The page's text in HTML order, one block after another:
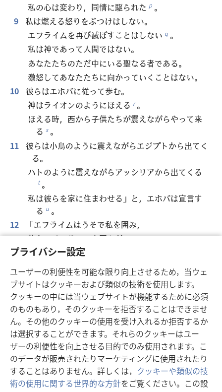
プライバシー設定
ユーザーの利便性を可能な限り向上させるため，当ウェ
ブサイトはクッキーおよび類似の技術を使用します。
クッキーの中には当ウェブサイトが機能するために必須
のものもあり，そのクッキーを拒否することはできませ
ん。その他のクッキーの使用を受け入れるか拒否するか
は選択することができます。それらのクッキーはユー
ザーの利便性を向上させる目的でのみ使用されます。こ
のデータが販売されたりマーケティングに使用されたり
することはありません。詳しくは， クッキーや類似の技
術の使用に関する世界的な方針をご覧ください。この設
私の心は変わり，同情に駆られた p 。
9
私は燃える怒りをぶつけはしない。
エフライムを再び滅ぼすことはしない q 。
私は神であって人間ではない。
あなたたちのただ中にいる聖なる者である。
激怒してあなたたちに向かっていくことはない。
10
彼らはエホバに従って歩む。
神はライオンのようにほえる r 。
ほえる時，西から子供たちが震えながらやって来
る s 。
11
彼らは小鳥のように震えながらエジプトから出てく
る。
ハトのように震えながらアッシリアから出てくる
t 。
私は彼らを家に住まわせる」と，エホバは宣言す
る u 。
12
「エフライムはうそで私を囲み，
欺きでイスラエルを囲んだ v 。
だがユダはまだ神と共に歩き回り，
最も聖なる者に忠実である
」。
戻る 次へ
この出版物のコピーライト
Copyright©2026Watch Tower Bible and Tract Society of
Pennsylvania.